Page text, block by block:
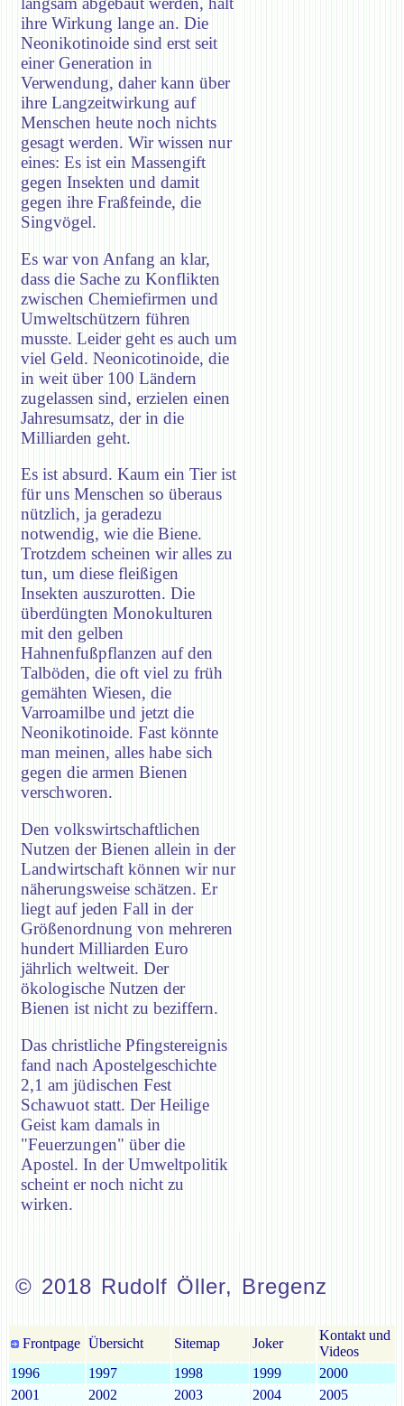
ihre Wirkung lange an. Die
Neonikotinoide sind erst seit
einer Generation in
Verwendung, daher kann über
ihre Langzeitwirkung auf
Menschen heute noch nichts
gesagt werden. Wir wissen nur
eines: Es ist ein Massengift
gegen Insekten und damit
gegen ihre Fraßfeinde, die
Singvögel.
Es war von Anfang an klar,
dass die Sache zu Konflikten
zwischen Chemiefirmen und
Umweltschützern führen
musste. Leider geht es auch um
viel Geld. Neonicotinoide, die
in weit über 100 Ländern
zugelassen sind, erzielen einen
Jahresumsatz, der in die
Milliarden geht.
Es ist absurd. Kaum ein Tier ist
für uns Menschen so überaus
nützlich, ja geradezu
notwendig, wie die Biene.
Trotzdem scheinen wir alles zu
tun, um diese fleißigen
Insekten auszurotten. Die
überdüngten Monokulturen
mit den gelben
Hahnenfußpflanzen auf den
Talböden, die oft viel zu früh
gemähten Wiesen, die
Varroamilbe und jetzt die
Neonikotinoide. Fast könnte
man meinen, alles habe sich
gegen die armen Bienen
verschworen.
Den volkswirtschaftlichen
Nutzen der Bienen allein in der
Landwirtschaft können wir nur
näherungsweise schätzen. Er
liegt auf jeden Fall in der
Größenordnung von mehreren
hundert Milliarden Euro
jährlich weltweit. Der
ökologische Nutzen der
Bienen ist nicht zu beziffern.
Das christliche Pfingstereignis
fand nach Apostelgeschichte
2,1 am jüdischen Fest
Schawuot statt. Der Heilige
Geist kam damals in
"Feuerzungen" über die
Apostel. In der Umweltpolitik
scheint er noch nicht zu
wirken.
© 2018 Rudolf Öller, Bregenz
Frontpage Übersicht Sitemap Joker
Kontakt und
Videos
1996
1997 1998 1999
2000
2001
2002 2003 2004 2005